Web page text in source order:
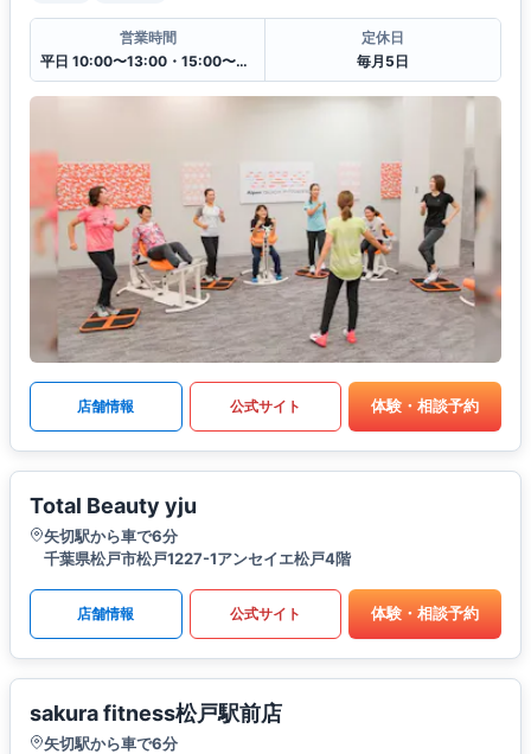
営業時間
平日 10:00〜13:00・15:00〜20:00
定休日
毎月5日
店舗情報 公式サイト 体験・相談予約
Total Beauty yju
矢切駅から車で6分
千葉県松戸市松戸1227-1アンセイエ松戸4階
店舗情報 公式サイト 体験・相談予約
sakura fitness松戸駅前店
矢切駅から車で6分